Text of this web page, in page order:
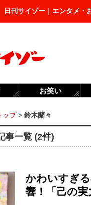
日刊サイゾー｜エンタメ・
ップ> 鈴木蘭々
事一覧 (2件)
かわいすぎ
響！「己の
お笑い